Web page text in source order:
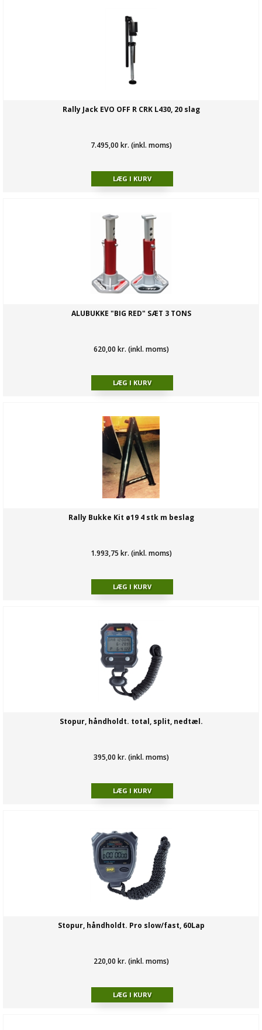
Rally Jack EVO OFF R CRK L430, 20 slag
7.495,00 kr. (inkl. moms)
ALUBUKKE "BIG RED" SÆT 3 TONS
620,00 kr. (inkl. moms)
Rally Bukke Kit ø19 4 stk m beslag
1.993,75 kr. (inkl. moms)
Stopur, håndholdt. total, split, nedtæl.
395,00 kr. (inkl. moms)
Stopur, håndholdt. Pro slow/fast, 60Lap
220,00 kr. (inkl. moms)